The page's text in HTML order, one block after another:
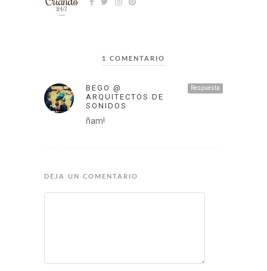
1 COMENTARIO
Respuesta
BEGO @
ARQUITECTOS DE
SONIDOS
ñam!
DEJA UN COMENTARIO